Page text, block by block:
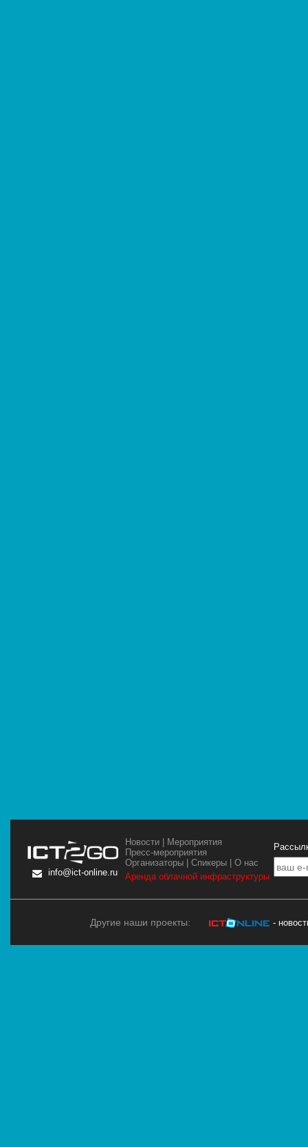
info@ict-online.ru
Новости
Мероприятия
Пресс-мероприятия
Организаторы |Спикеры |О нас
Аренда облачной инфраструктуры
Другие наши проекты: -